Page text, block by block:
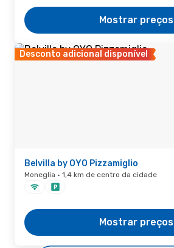
Mostrar preços
Desconto adicional disponível
Belvilla by OYO Pizzamiglio
Moneglia · 1,4 km de centro da cidade
Mostrar preços